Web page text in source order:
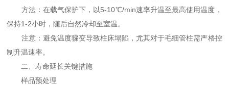
方法：在载气保护下，以5-10℃/min速率升温至最高使用温度，
保持1-2小时，随后自然冷却至室温。
注意：避免温度骤变导致柱床塌陷，尤其对于毛细管柱需严格控
制升温速率。
二、寿命延长关键措施
样品预处理